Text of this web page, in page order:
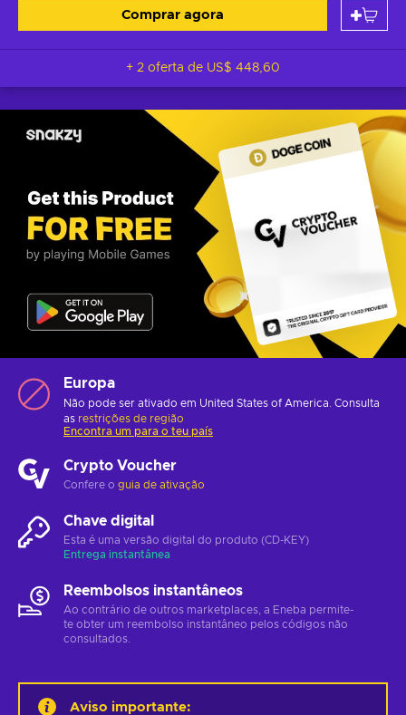
Comprar agora
+ 2 oferta de US$ 448,60
Europa
Não pode ser ativado em United States of America. Consulta
as restrições de região
Encontra um para o teu país
Crypto Voucher
Confere o guia de ativação
Chave digital
Esta é uma versão digital do produto (CD-KEY)
Entrega instantânea
Reembolsos instantâneos
Ao contrário de outros marketplaces, a Eneba permite-
te obter um reembolso instantâneo pelos códigos não
consultados.
Aviso importante: